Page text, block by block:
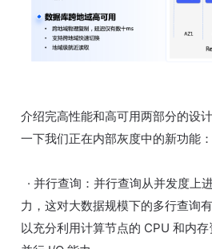
介绍完高性能和高可用两部分的设
一下我们正在内部灰度中的新功能：
· 并行查询：并行查询从并发度上
力，这对大数据规模下的多行查询
以充分利用计算节点的 CPU 和内